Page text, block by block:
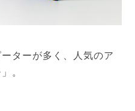
ターが多く、人気のア
。